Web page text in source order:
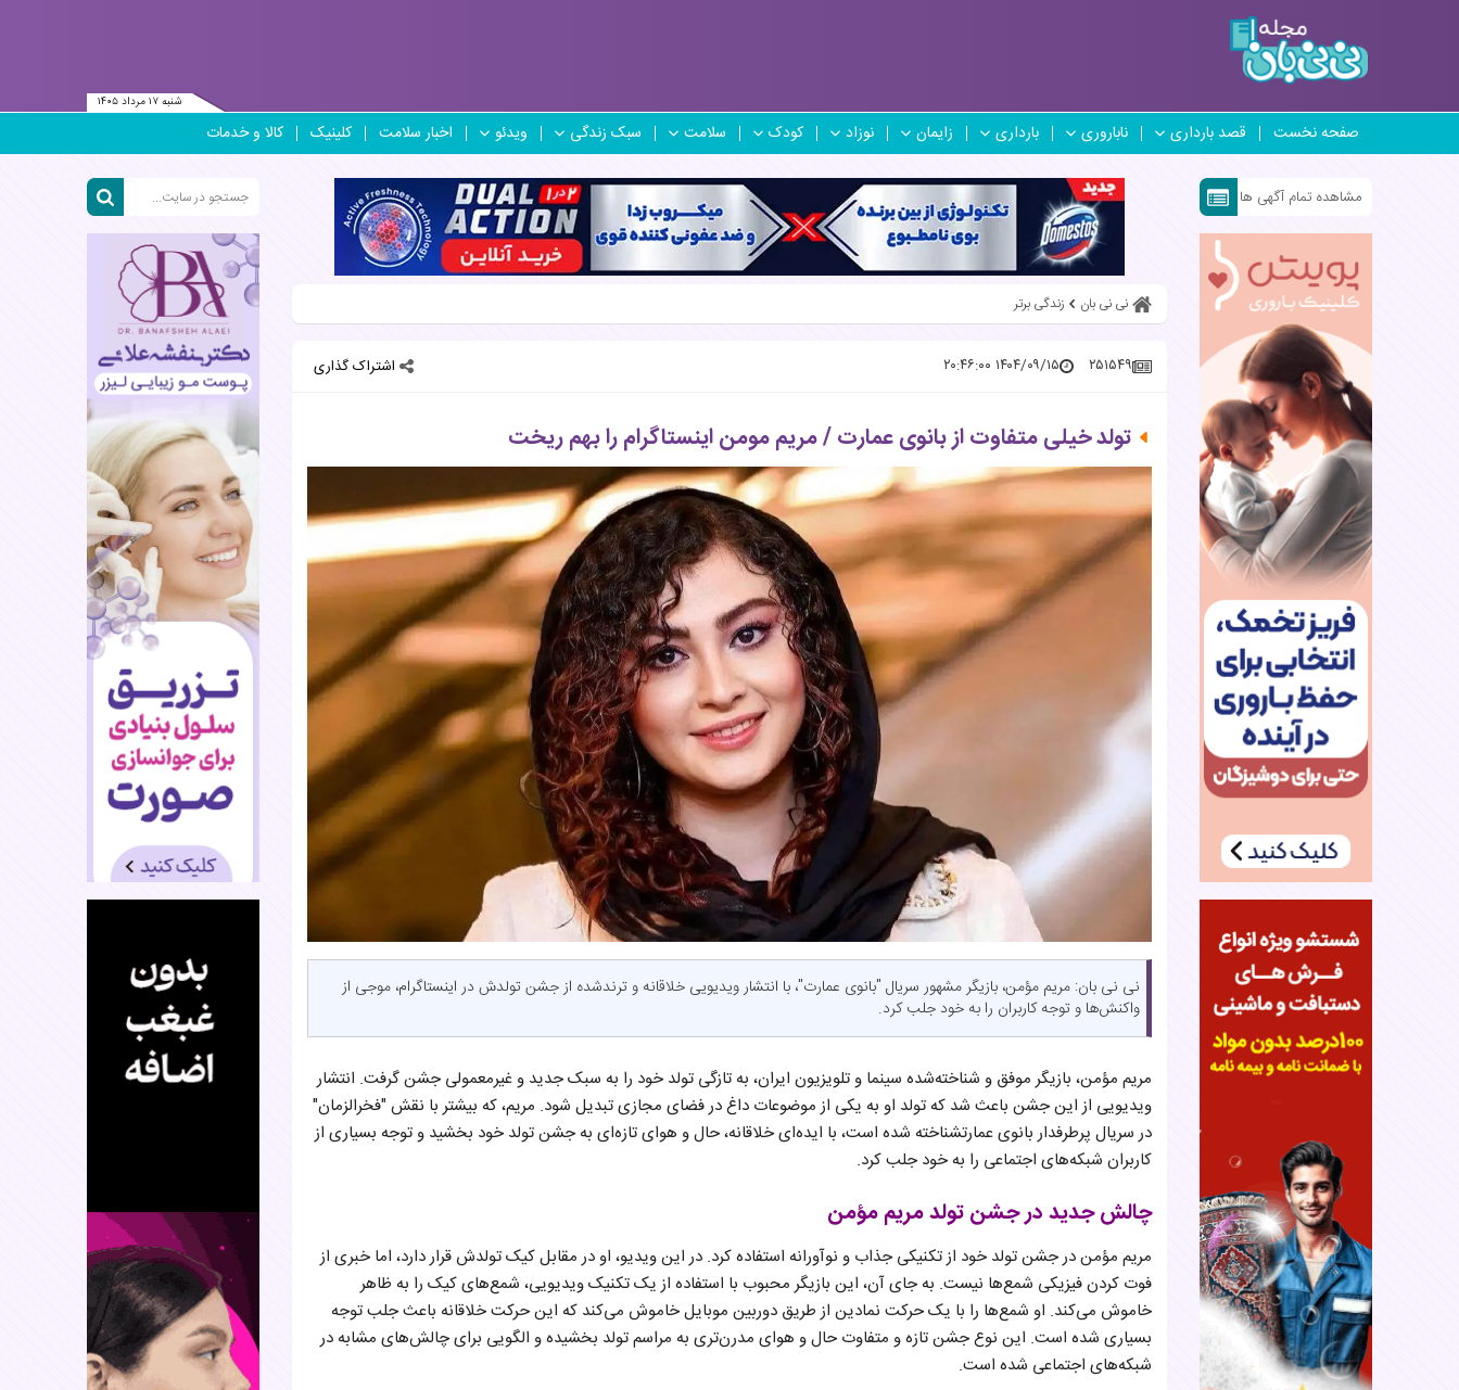
شنبه ۱۷ مرداد ۱۴۰۵
صفحه نخست قصد بارداری ناباروری بارداری زایمان نوزاد کودک سلامت سبک زندگی ویدئو اخبار سلامت کلینیک کالا و خدمات
مشاهده تمام آگهی ها
نی نی بان زندگی برتر
۲۵۱۵۴۹ ۱۴۰۴/۰۹/۱۵ ۲۰:۴۶:۰۰ اشتراک گذاری
تولد خیلی متفاوت از بانوی عمارت / مریم مومن اینستاگرام را بهم ریخت
نی نی بان: مریم مؤمن، بازیگر مشهور سریال "بانوی عمارت"، با انتشار ویدیویی خلاقانه و ترندشده از جشن تولدش در اینستاگرام، موجی از
واکنش‌ها و توجه کاربران را به خود جلب کرد.
مریم مؤمن، بازیگر موفق و شناخته‌شده سینما و تلویزیون ایران، به تازگی تولد خود را به سبک جدید و غیرمعمولی جشن گرفت. انتشار
ویدیویی از این جشن باعث شد که تولد او به یکی از موضوعات داغ در فضای مجازی تبدیل شود. مریم، که بیشتر با نقش "فخرالزمان"
در سریال پرطرفدار بانوی عمارتشناخته شده است، با ایده‌ای خلاقانه، حال و هوای تازه‌ای به جشن تولد خود بخشید و توجه بسیاری از
کاربران شبکه‌های اجتماعی را به خود جلب کرد.
چالش جدید در جشن تولد مریم مؤمن
مریم مؤمن در جشن تولد خود از تکنیکی جذاب و نوآورانه استفاده کرد. در این ویدیو، او در مقابل کیک تولدش قرار دارد، اما خبری از
فوت کردن فیزیکی شمع‌ها نیست. به جای آن، این بازیگر محبوب با استفاده از یک تکنیک ویدیویی، شمع‌های کیک را به ظاهر
خاموش می‌کند. او شمع‌ها را با یک حرکت نمادین از طریق دوربین موبایل خاموش می‌کند که این حرکت خلاقانه باعث جلب توجه
بسیاری شده است. این نوع جشن تازه و متفاوت حال و هوای مدرن‌تری به مراسم تولد بخشیده و الگویی برای چالش‌های مشابه در
شبکه‌های اجتماعی شده است.